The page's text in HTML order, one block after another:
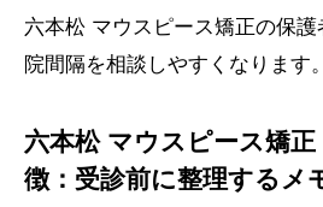
六本松 マウスピース矯正の保
院間隔を相談しやすくなります。
六本松 マウスピース矯
徴：受診前に整理するメ